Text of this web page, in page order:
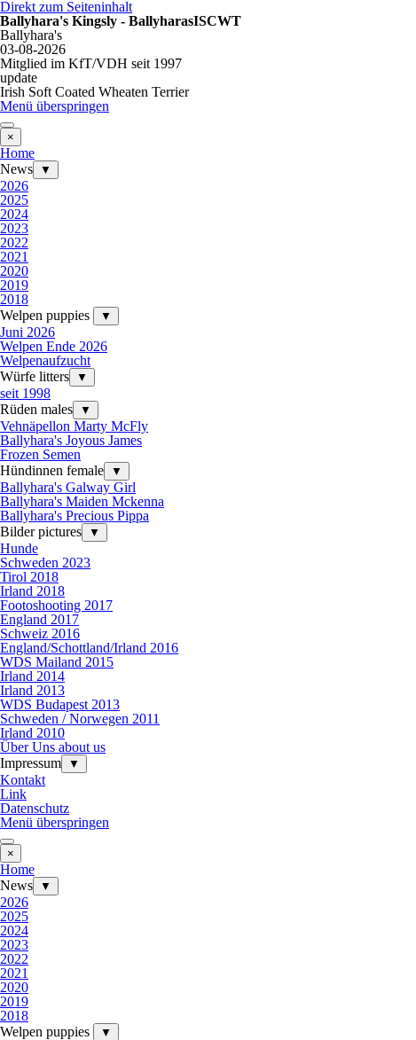
Direkt zum Seiteninhalt
Ballyhara's Kingsly - BallyharasISCWT
Ballyhara's
03-08-2026
Mitglied im KfT/VDH seit 1997
update
Irish Soft Coated Wheaten Terrier
Menü überspringen
×
Home
News
▼
2026
2025
2024
2023
2022
2021
2020
2019
2018
Welpen puppies
▼
Juni 2026
Welpen Ende 2026
Welpenaufzucht
Würfe litters
▼
seit 1998
Rüden males
▼
Vehnäpellon Marty McFly
Ballyhara's Joyous James
Frozen Semen
Hündinnen female
▼
Ballyhara's Galway Girl
Ballyhara's Maiden Mckenna
Ballyhara's Precious Pippa
Bilder pictures
▼
Hunde
Schweden 2023
Tirol 2018
Irland 2018
Footoshooting 2017
England 2017
Schweiz 2016
England/Schottland/Irland 2016
WDS Mailand 2015
Irland 2014
Irland 2013
WDS Budapest 2013
Schweden / Norwegen 2011
Irland 2010
Über Uns about us
Impressum
▼
Kontakt
Link
Datenschutz
Menü überspringen
×
Home
News
▼
2026
2025
2024
2023
2022
2021
2020
2019
2018
Welpen puppies
▼